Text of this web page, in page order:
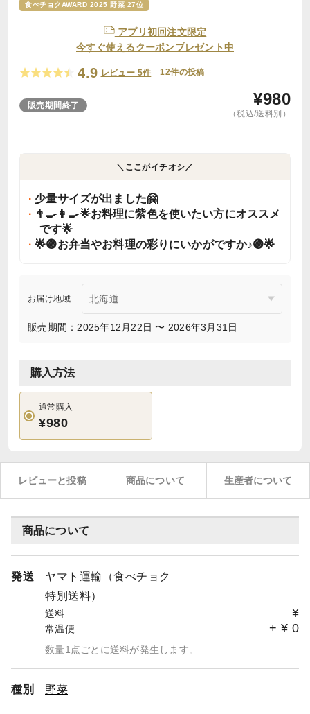
食べチョクAWARD 2025 野菜 27位
アプリ初回注文限定
今すぐ使えるクーポンプレゼント中
4.9 レビュー 5件 12件の投稿
販売期間終了 ¥980
（税込/送料別）
＼ここがイチオシ／
少量サイズが出ました🤗
👨‍🍳👩‍🍳🌟お料理に紫色を使いたい方にオススメ
です🌟
🌟🟣お弁当やお料理の彩りにいかがですか♪🟣🌟
お届け地域
販売期間：2025年12月22日 〜 2026年3月31日
購入方法
通常購入
¥980
レビューと投稿 商品について 生産者について
商品について
発送
ヤマト運輸（食べチョク
特別送料）
送料 ¥
常温便 + ¥ 0
数量1点ごとに送料が発生します。
種別 野菜